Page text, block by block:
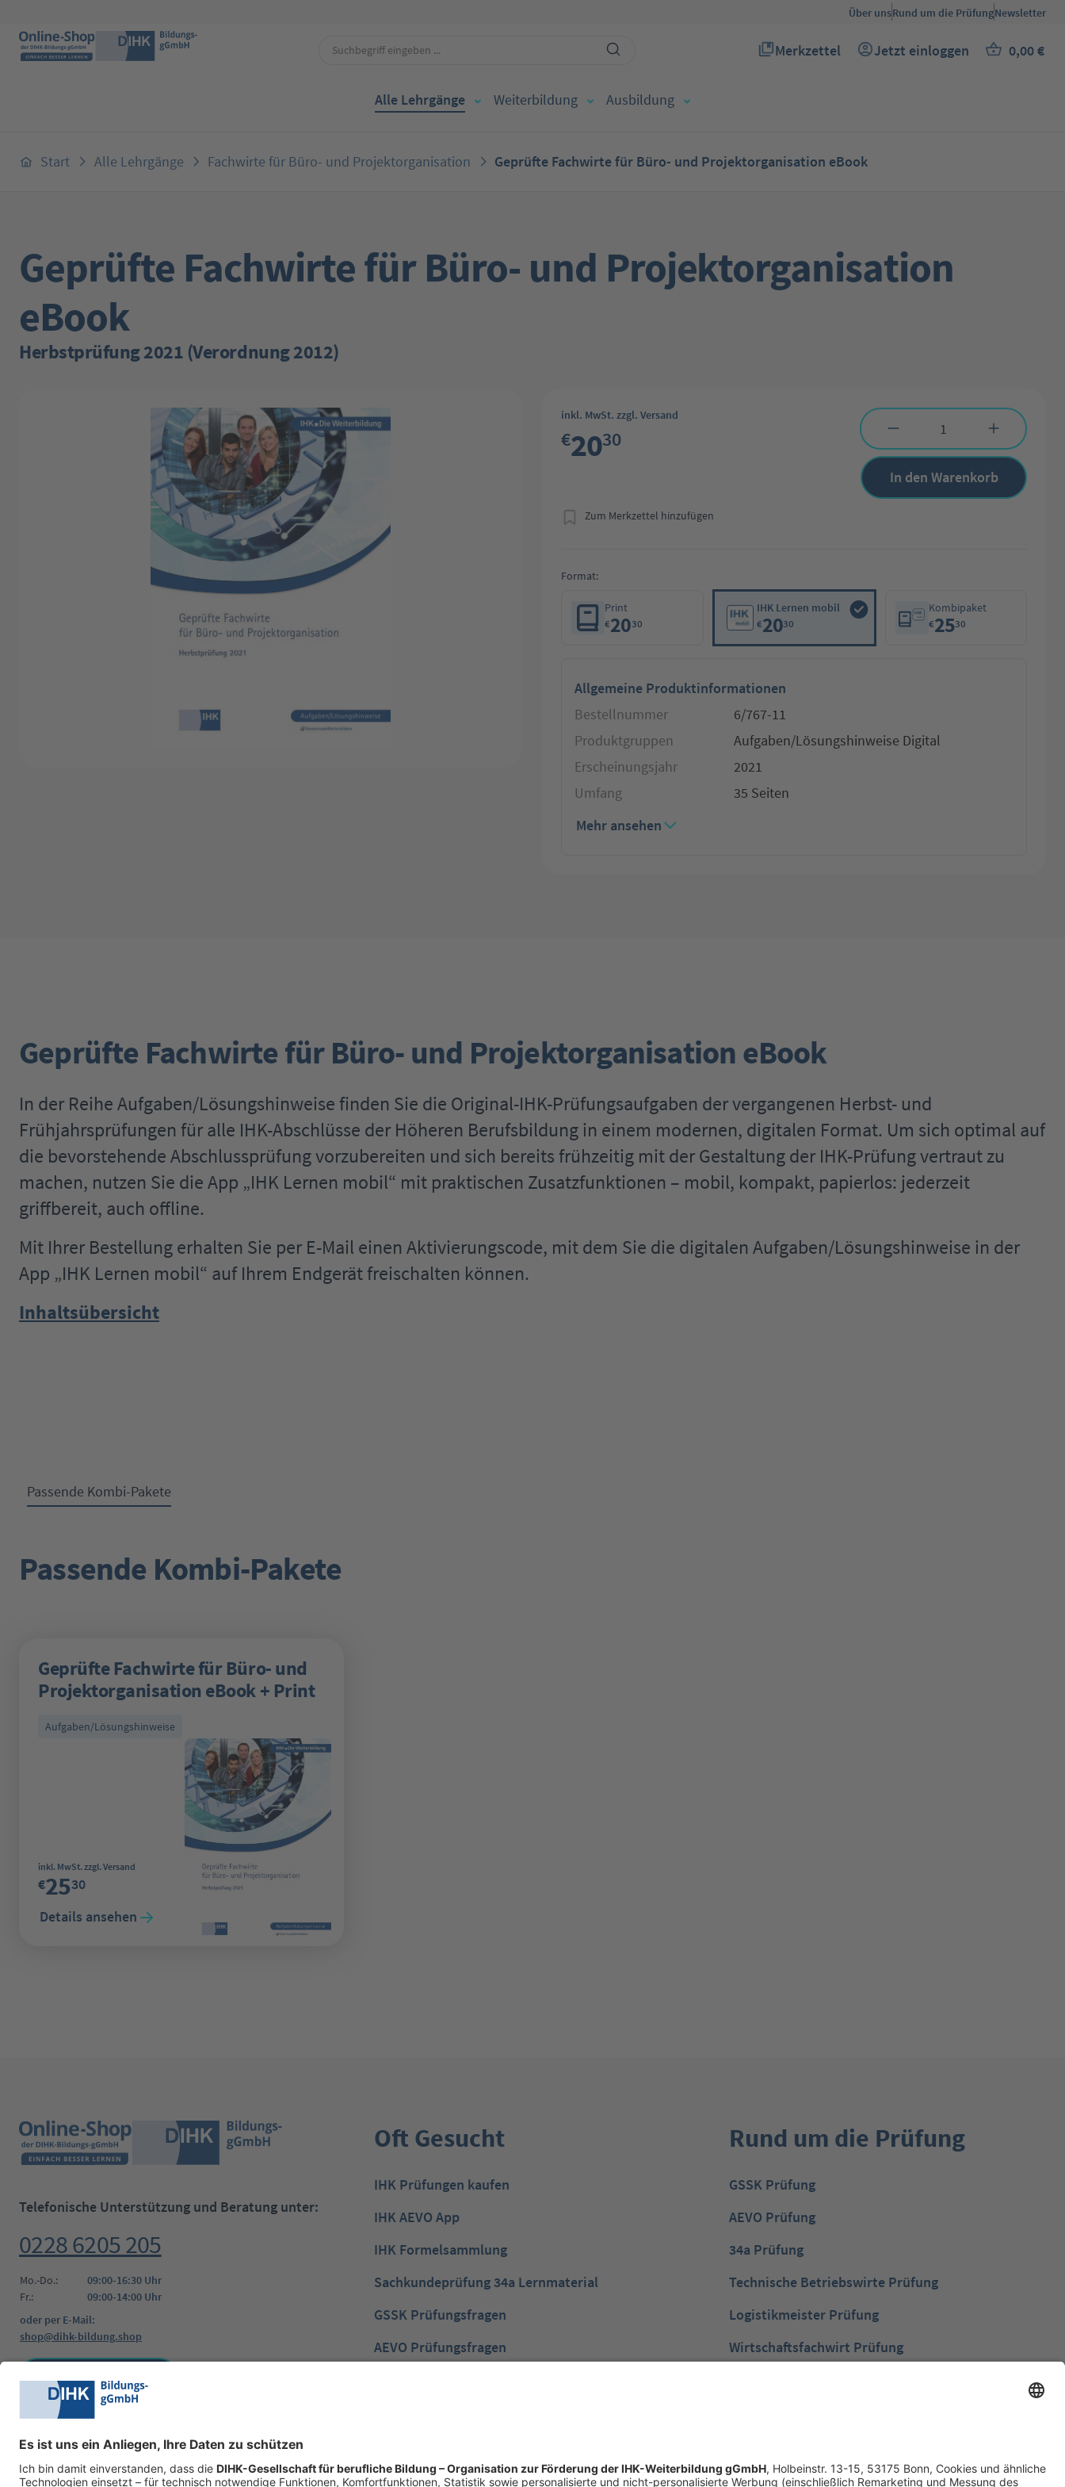
Über unsRund um die PrüfungNewsletter
Merkzettel
Du hast 0 Produkte auf dem Merkzettel
Jetzt einloggen 0,00 €
Alle Lehrgänge Weiterbildung Ausbildung
Start Alle Lehrgänge Fachwirte für Büro- und Projektorganisation Geprüfte Fachwirte für Büro- und Projektorganisation eBook
Geprüfte Fachwirte für Büro- und Projektorganisation
eBook
Herbstprüfung 2021 (Verordnung 2012)
inkl. MwSt. zzgl. Versand
€2030
Produkt Anzahl: Gib den gewünschten
In den Warenkorb
Zum Merkzettel hinzufügen
Format:
Print
€2030
IHK Lernen mobil
€2030
Kombipaket
€2530
Allgemeine Produktinformationen
Bestellnummer
6/767-11
Produktgruppen
Aufgaben/Lösungshinweise Digital
Erscheinungsjahr
2021
Umfang
35 Seiten
Mehr ansehen
Geprüfte Fachwirte für Büro- und Projektorganisation eBook
In der Reihe Aufgaben/Lösungshinweise finden Sie die Original-IHK-Prüfungsaufgaben der vergangenen Herbst- und
Frühjahrsprüfungen für alle IHK-Abschlüsse der Höheren Berufsbildung in einem modernen, digitalen Format. Um sich optimal auf
die bevorstehende Abschlussprüfung vorzubereiten und sich bereits frühzeitig mit der Gestaltung der IHK-Prüfung vertraut zu
machen, nutzen Sie die App „IHK Lernen mobil“ mit praktischen Zusatzfunktionen – mobil, kompakt, papierlos: jederzeit
griffbereit, auch offline.
Mit Ihrer Bestellung erhalten Sie per E-Mail einen Aktivierungscode, mit dem Sie die digitalen Aufgaben/Lösungshinweise in der
App „IHK Lernen mobil“ auf Ihrem Endgerät freischalten können.
Inhaltsübersicht
Passende Kombi-Pakete
Produktgalerie überspringen
Passende Kombi-Pakete
Geprüfte Fachwirte für Büro- und
Projektorganisation eBook + Print
Aufgaben/Lösungshinweise
Regulärer Preis:
inkl. MwSt. zzgl. Versand
€2530
Details ansehen
Telefonische Unterstützung und Beratung unter:
0228 6205 205
Mo.-Do.:
09:00-16:30 Uhr
Fr.:
09:00-14:00 Uhr
oder per E-Mail:
shop@dihk-bildung.shop
Oft Gesucht
IHK Prüfungen kaufen
IHK AEVO App
IHK Formelsammlung
Sachkundeprüfung 34a Lernmaterial
GSSK Prüfungsfragen
AEVO Prüfungsfragen
NTG Industriemeister
Rund um die Prüfung
GSSK Prüfung
AEVO Prüfung
34a Prüfung
Technische Betriebswirte Prüfung
Logistikmeister Prüfung
Wirtschaftsfachwirt Prüfung
Handelsfachwirt Prüfung